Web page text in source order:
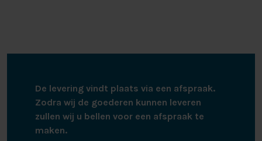
De levering vindt plaats via een afspraak.
Zodra wij de goederen kunnen leveren
zullen wij u bellen voor een afspraak te
maken.